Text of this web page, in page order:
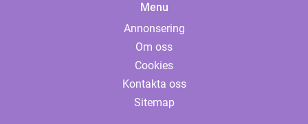
Menu
Annonsering
Om oss
Cookies
Kontakta oss
Sitemap